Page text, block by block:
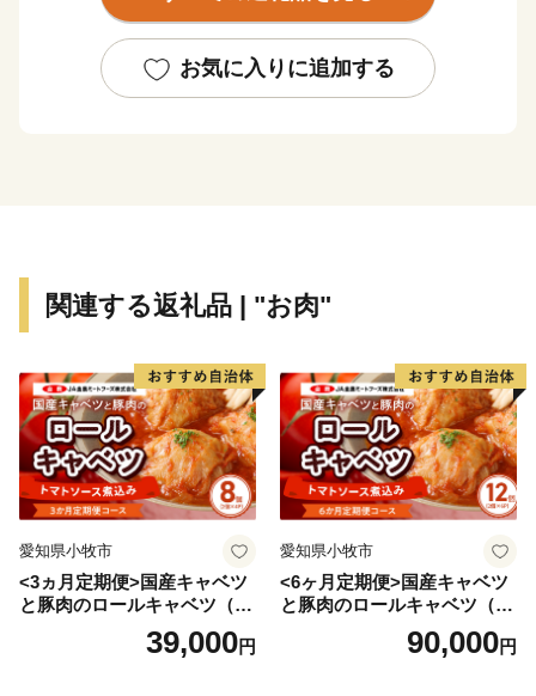
をはじめ、『農の都』という名にふさわしく、野菜や果
実、畜産物などのさまざまな農産物が生産されており、
いたします。
同封しております。
なお、申請後に氏名や住所変更等が生じた場合はご連絡
ください。
【ワンストップ特例申請書の送付先】
宮崎県児湯郡都農町大字川北1432-15
都農町ふるさと納税 ワンストップ受付センター 宛
※本町から送付する返信用封筒の郵便番号とは異なりま
お気に入りに追加する
関連する返礼品 | "お肉"
愛知県小牧市
<3ヵ月定期便>国産キャベツ
と豚肉のロールキャベツ（4P
39,000円
愛知県小牧市
<6ヶ月定期便>国産キャベツ
と豚肉のロールキャベツ（6P
90,000円